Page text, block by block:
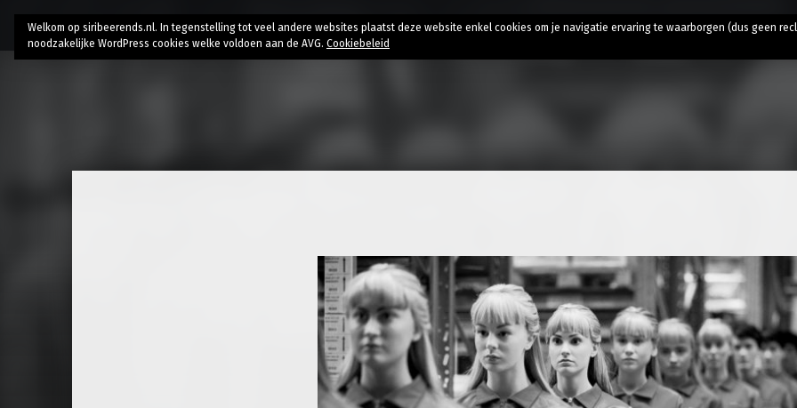
Home Bio Research AI // Authenticity Contact
Welkom op siribeerends.nl. In tegenstelling tot veel andere websites plaatst deze website enkel cookies om je navigatie ervaring te waarborgen (dus geen
noodzakelijke WordPress cookies welke voldoen aan de AVG. Cookiebeleid